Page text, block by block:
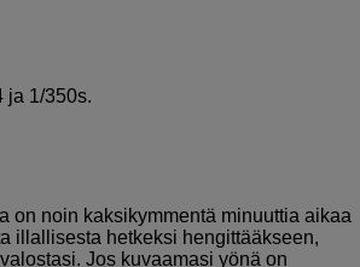
ja 1/350s.
noin kaksikymmentä minuuttia aikaa
illallisesta hetkeksi hengittääkseen,
Jos kuvaamasi yönä on